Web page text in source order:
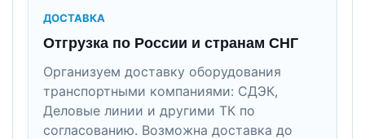
ДОСТАВКА
Отгрузка по России и странам СНГ
Организуем доставку оборудования
транспортными компаниями: СДЭК,
Деловые линии и другими ТК по
согласованию. Возможна доставка до